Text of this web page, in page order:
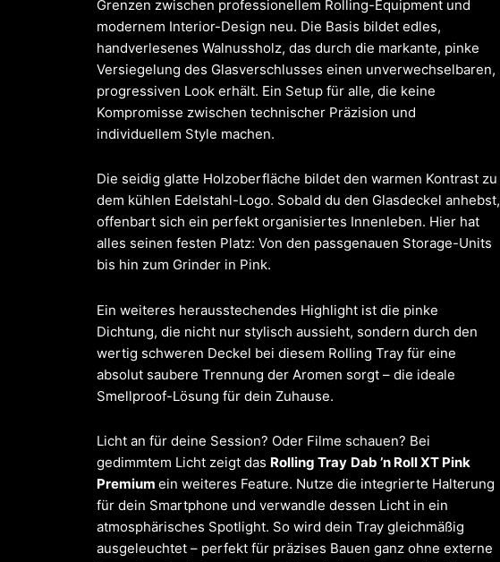
Grenzen zwischen professionellem Rolling-Equipment und
modernem Interior-Design neu. Die Basis bildet edles,
handverlesenes Walnussholz, das durch die markante, pinke
Versiegelung des Glasverschlusses einen unverwechselbaren,
progressiven Look erhält. Ein Setup für alle, die keine
Kompromisse zwischen technischer Präzision und
individuellem Style machen.
Die seidig glatte Holzoberfläche bildet den warmen Kontrast zu
dem kühlen Edelstahl-Logo. Sobald du den Glasdeckel anhebst,
offenbart sich ein perfekt organisiertes Innenleben. Hier hat
alles seinen festen Platz: Von den passgenauen Storage-Units
bis hin zum Grinder in Pink.
Ein weiteres herausstechendes Highlight ist die pinke
Dichtung, die nicht nur stylisch aussieht, sondern durch den
wertig schweren Deckel bei diesem Rolling Tray für eine
absolut saubere Trennung der Aromen sorgt – die ideale
Smellproof-Lösung für dein Zuhause.
Licht an für deine Session? Oder Filme schauen? Bei
gedimmtem Licht zeigt das Rolling Tray Dab ’n Roll XT Pink
Premium ein weiteres Feature. Nutze die integrierte Halterung
für dein Smartphone und verwandle dessen Licht in ein
atmosphärisches Spotlight. So wird dein Tray gleichmäßig
ausgeleuchtet – perfekt für präzises Bauen ganz ohne externe